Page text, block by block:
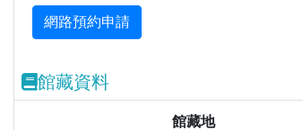
館藏資料
館藏地